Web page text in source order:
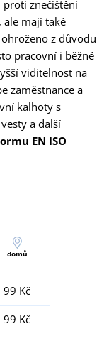
proti znečištění
ale mají také
z důvodu
pracovní i běžné
viditelnost na
zaměstnance a
kalhoty s
a další
EN ISO
domů
99 Kč
99 Kč